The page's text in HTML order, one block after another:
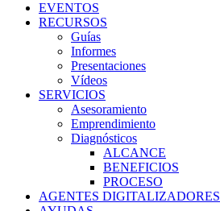
EVENTOS
RECURSOS
Guías
Informes
Presentaciones
Vídeos
SERVICIOS
Asesoramiento
Emprendimiento
Diagnósticos
ALCANCE
BENEFICIOS
PROCESO
AGENTES DIGITALIZADORES